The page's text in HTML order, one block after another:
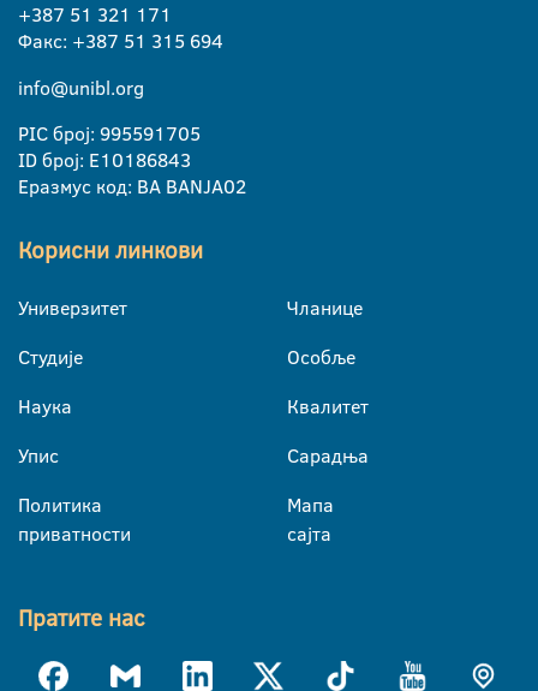
+387 51 321 171
Факс: +387 51 315 694
info@unibl.org
PIC број: 995591705
ID број: E10186843
Еразмус код: BA BANJA02
Корисни линкови
Универзитет
Студије
Наука
Упис
Политика
приватности
Чланице
Особље
Квалитет
Сарадња
Мапа
сајта
Пратите нас